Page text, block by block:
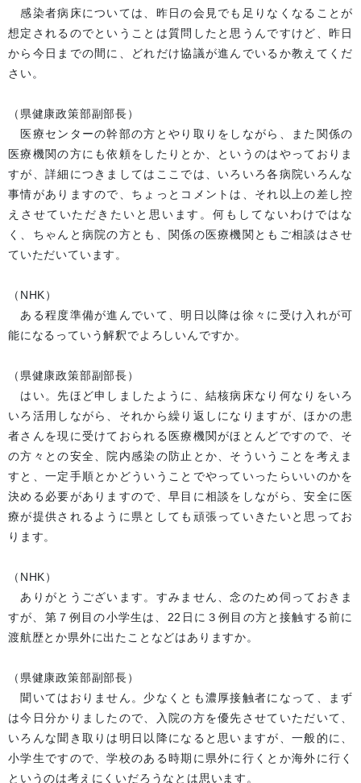
感染者病床については、昨日の会見でも足りなくなることが
想定されるのでということは質問したと思うんですけど、昨日
から今日までの間に、どれだけ協議が進んでいるか教えてくだ
さい。
（県健康政策部副部長）
医療センターの幹部の方とやり取りをしながら、また関係の
医療機関の方にも依頼をしたりとか、というのはやっておりま
すが、詳細につきましてはここでは、いろいろ各病院いろんな
事情がありますので、ちょっとコメントは、それ以上の差し控
えさせていただきたいと思います。何もしてないわけではな
く、ちゃんと病院の方とも、関係の医療機関ともご相談はさせ
ていただいています。
（NHK）
ある程度準備が進んでいて、明日以降は徐々に受け入れが可
能になるっていう解釈でよろしいんですか。
（県健康政策部副部長）
はい。先ほど申しましたように、結核病床なり何なりをいろ
いろ活用しながら、それから繰り返しになりますが、ほかの患
者さんを現に受けておられる医療機関がほとんどですので、そ
の方々との安全、院内感染の防止とか、そういうことを考えま
すと、一定手順とかどういうことでやっていったらいいのかを
決める必要がありますので、早目に相談をしながら、安全に医
療が提供されるように県としても頑張っていきたいと思ってお
ります。
（NHK）
ありがとうございます。すみません、念のため伺っておきま
すが、第７例目の小学生は、22日に３例目の方と接触する前に
渡航歴とか県外に出たことなどはありますか。
（県健康政策部副部長）
聞いてはおりません。少なくとも濃厚接触者になって、まず
は今日分かりましたので、入院の方を優先させていただいて、
いろんな聞き取りは明日以降になると思いますが、一般的に、
小学生ですので、学校のある時期に県外に行くとか海外に行く
というのは考えにくいだろうなとは思います。